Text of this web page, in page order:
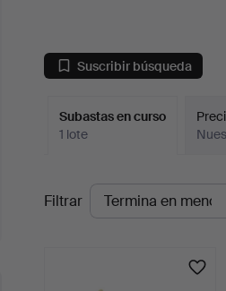
Suscribir búsqueda
Subastas en curso
1 lote
Subastas
en
Filtrar